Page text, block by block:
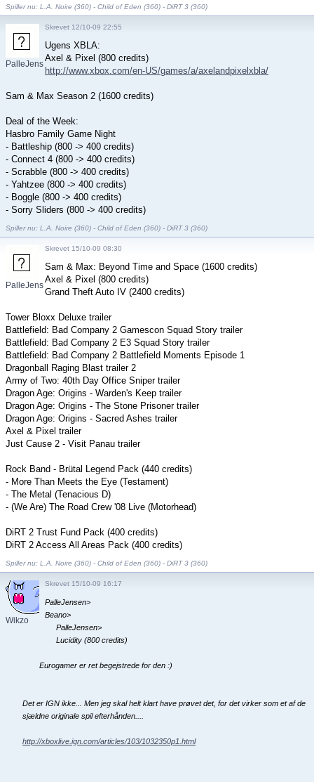
Spiller nu: L.A. Noire (360) - Child of Eden (360) - DiRT 3 (360)
PalleJensen
Skrevet 12/10-09 22:55
Ugens XBLA:
Axel & Pixel (800 credits)
http://www.xbox.com/en-US/games/a/axelandpixelxbla/
Sam & Max Season 2 (1600 credits)
Deal of the Week:
Hasbro Family Game Night
- Battleship (800 -> 400 credits)
- Connect 4 (800 -> 400 credits)
- Scrabble (800 -> 400 credits)
- Yahtzee (800 -> 400 credits)
- Boggle (800 -> 400 credits)
- Sorry Sliders (800 -> 400 credits)
Spiller nu: L.A. Noire (360) - Child of Eden (360) - DiRT 3 (360)
PalleJensen
Skrevet 15/10-09 08:30
Sam & Max: Beyond Time and Space (1600 credits)
Axel & Pixel (800 credits)
Grand Theft Auto IV (2400 credits)
Tower Bloxx Deluxe trailer
Battlefield: Bad Company 2 Gamescon Squad Story trailer
Battlefield: Bad Company 2 E3 Squad Story trailer
Battlefield: Bad Company 2 Battlefield Moments Episode 1
Dragonball Raging Blast trailer 2
Army of Two: 40th Day Office Sniper trailer
Dragon Age: Origins - Warden's Keep trailer
Dragon Age: Origins - The Stone Prisoner trailer
Dragon Age: Origins - Sacred Ashes trailer
Axel & Pixel trailer
Just Cause 2 - Visit Panau trailer
Rock Band - Brütal Legend Pack (440 credits)
- More Than Meets the Eye (Testament)
- The Metal (Tenacious D)
- (We Are) The Road Crew '08 Live (Motorhead)
DiRT 2 Trust Fund Pack (400 credits)
DiRT 2 Access All Areas Pack (400 credits)
Spiller nu: L.A. Noire (360) - Child of Eden (360) - DiRT 3 (360)
Wikzo
Skrevet 15/10-09 16:17
PalleJensen>
Beano>
PalleJensen>
Lucidity (800 credits)
Eurogamer er ret begejstrede for den :)
Det er IGN ikke... Men jeg skal helt klart have prøvet det, for det virker som et af de
sjældne originale spil efterhånden....
http://xboxlive.ign.com/articles/103/1032350p1.html